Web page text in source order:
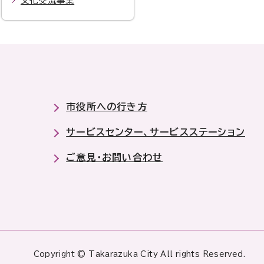
市役所への行き方
サービスセンター、サービスステーション
ご意見・お問い合わせ
Copyright © Takarazuka City All rights Reserved.